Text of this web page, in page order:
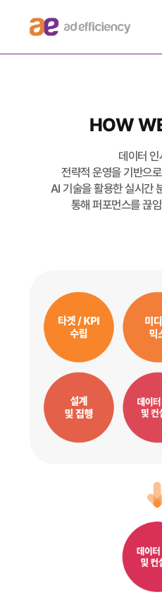
HOW
데이터
전략적 운영을 기반으
AI 기술을 활용한 실시간
통해 퍼포먼스를 끊